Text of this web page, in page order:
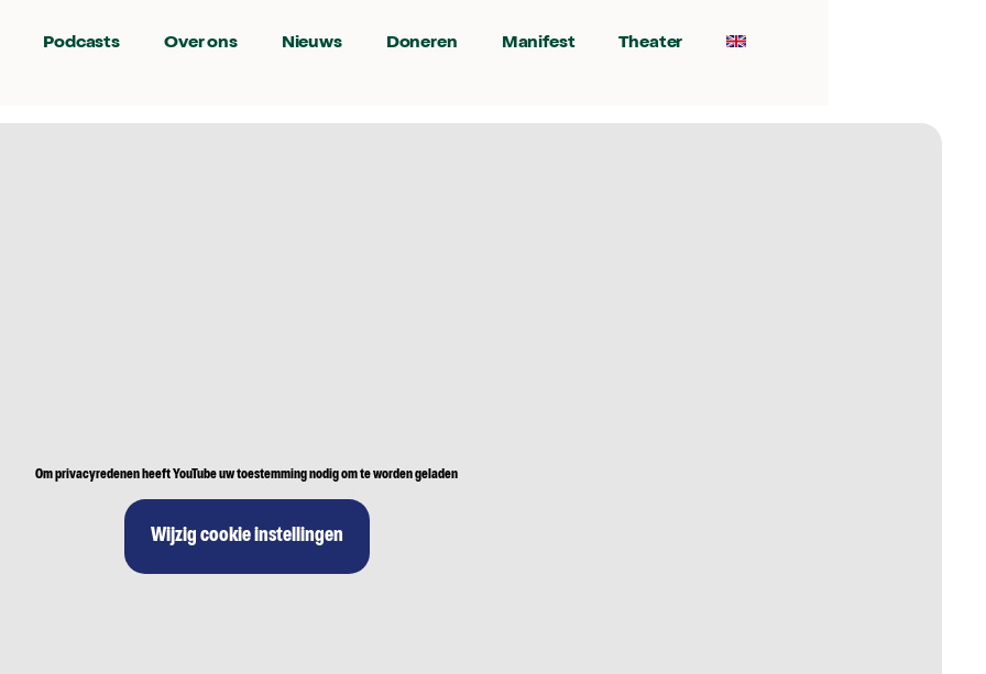
Podcasts Over ons Nieuws Doneren Manifest Theater
Om privacyredenen heeft YouTube uw toestemming nodig om te worden geladen
Wijzig cookie instellingen